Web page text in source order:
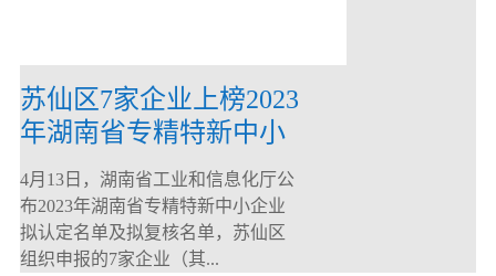
苏仙区7家企业上榜2023
年湖南省专精特新中小
企业
4月13日，湖南省工业和信息化厅公
布2023年湖南省专精特新中小企业
拟认定名单及拟复核名单，苏仙区
组织申报的7家企业（其...